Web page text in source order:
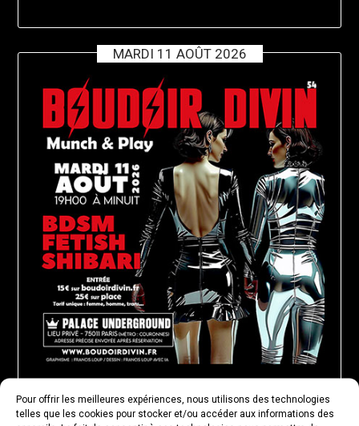
Pour offrir les meilleures expériences, nous utilisons des technologies
telles que les cookies pour stocker et/ou accéder aux informations des
MARDI 11 AOÛT 2026
MARDI 18 AOÛT 2026